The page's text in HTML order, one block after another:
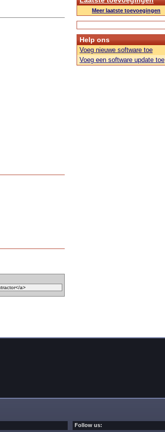
Meer laatste toevoegingen
Help ons
Voeg nieuwe software toe
Voeg een software update toe
Follow us: